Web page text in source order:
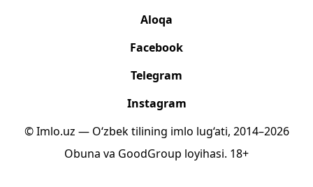
Aloqa
Facebook
Telegram
Instagram
© Imlo.uz — O‘zbek tilining imlo lug‘ati, 2014–2026
Obuna va GoodGroup loyihasi. 18+